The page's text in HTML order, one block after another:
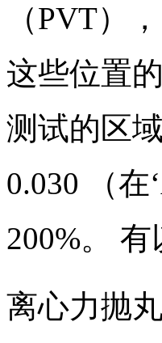
（PVT）
这些位置
测试的区
0.030 （在
200%。
离心力抛